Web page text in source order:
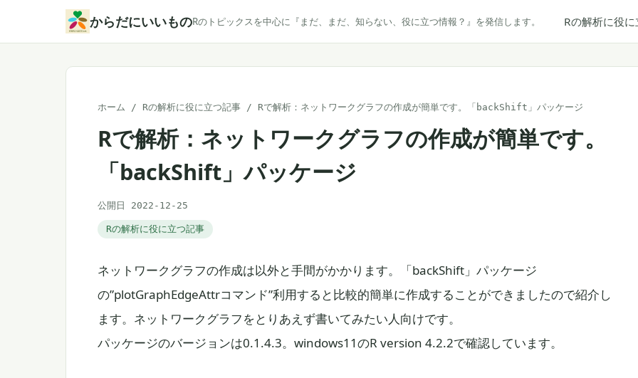
からだにいいものRのトピックスを中心に『まだ、まだ、知らない、役に立つ情報？』を発信します。 Rの解析に役
ホーム / Rの解析に役に立つ記事 / Rで解析：ネットワークグラフの作成が簡単です。「backShift」パッケージ
Rで解析：ネットワークグラフの作成が簡単です。
「backShift」パッケージ
公開日 2022-12-25
Rの解析に役に立つ記事
ネットワークグラフの作成は以外と手間がかかります。「backShift」パッケージ
の”plotGraphEdgeAttrコマンド”利用すると比較的簡単に作成することができましたので紹介し
ます。ネットワークグラフをとりあえず書いてみたい人向けです。
パッケージのバージョンは0.1.4.3。windows11のR version 4.2.2で確認しています。